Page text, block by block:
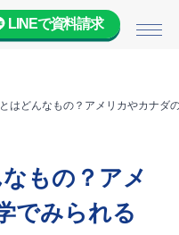
メ
LINEで資料請求
はどんなもの？アメリカやカナダ
もの？アメ
でみられる